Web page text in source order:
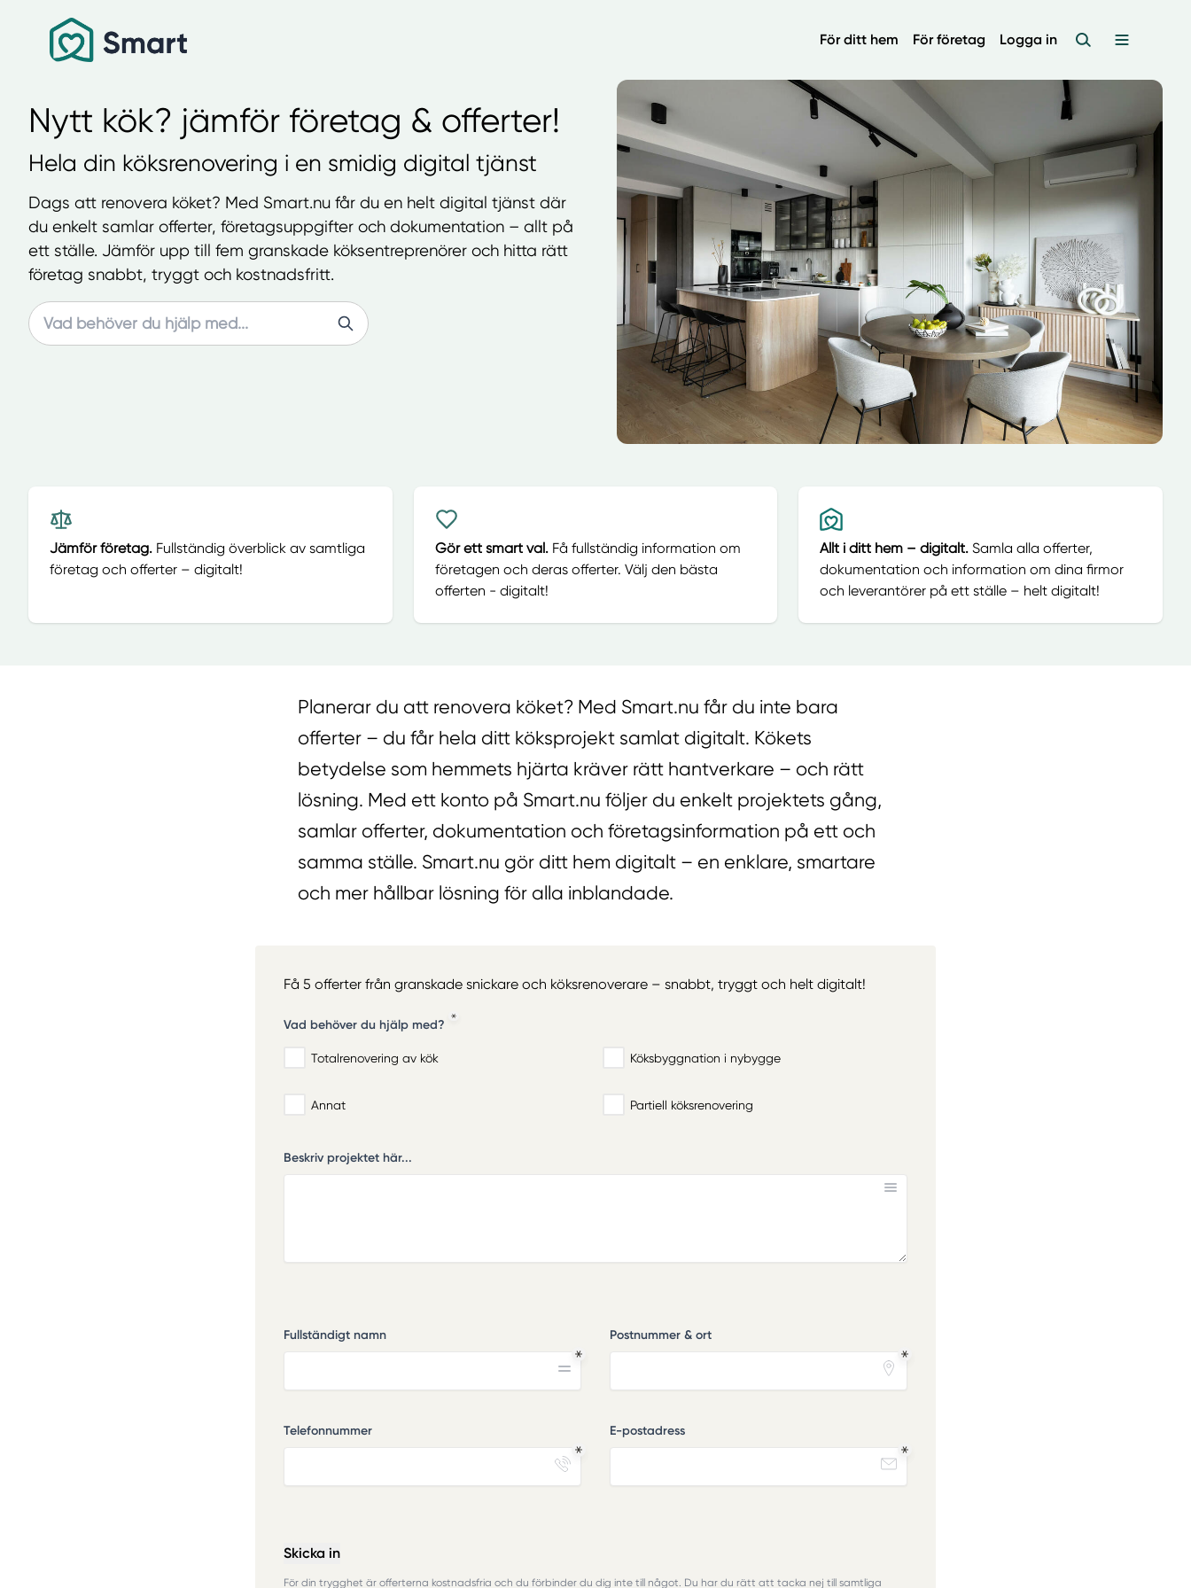
För ditt hem För företag Logga in
Nytt kök? jämför företag & offerter!
Hela din köksrenovering i en smidig digital tjänst
Dags att renovera köket? Med Smart.nu får du en helt digital tjänst där
du enkelt samlar offerter, företagsuppgifter och dokumentation – allt på
ett ställe. Jämför upp till fem granskade köksentreprenörer och hitta rätt
företag snabbt, tryggt och kostnadsfritt.
Search
Jämför företag. Fullständig överblick av samtliga
företag och offerter – digitalt!
Gör ett smart val.Få fullständig information om
företagen och deras offerter. Välj den bästa
offerten - digitalt!
Allt i ditt hem – digitalt. Samla alla offerter,
dokumentation och information om dina firmor
och leverantörer på ett ställe – helt digitalt!
Planerar du att renovera köket? Med Smart.nu får du inte bara
offerter – du får hela ditt köksprojekt samlat digitalt. Kökets
betydelse som hemmets hjärta kräver rätt hantverkare – och rätt
lösning. Med ett konto på Smart.nu följer du enkelt projektets gång,
samlar offerter, dokumentation och företagsinformation på ett och
samma ställe. Smart.nu gör ditt hem digitalt – en enklare, smartare
och mer hållbar lösning för alla inblandade.
Få 5 offerter från granskade snickare och köksrenoverare – snabbt, tryggt och helt digitalt!
Vad behöver du hjälp med?
Totalrenovering av kök Köksbyggnation i nybygge
Annat Partiell köksrenovering
Beskriv projektet här...
Fullständigt namn Postnummer & ort
Telefonnummer E-postadress
Skicka in
För din trygghet är offerterna kostnadsfria och du förbinder du dig inte till något. Du har du rätt att tacka nej till samtliga